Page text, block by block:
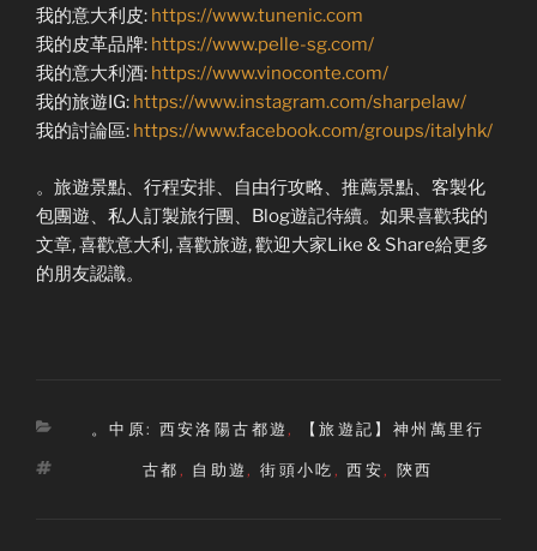
我的意大利皮: https://www.tunenic.com
我的皮革品牌: https://www.pelle-sg.com/
我的意大利酒: https://www.vinoconte.com/
我的旅遊IG: https://www.instagram.com/sharpelaw/
我的討論區: https://www.facebook.com/groups/italyhk/
。旅遊景點、行程安排、自由行攻略、推薦景點、客製化
包團遊、私人訂製旅行團、Blog遊記待續。如果喜歡我的
文章, 喜歡意大利, 喜歡旅遊, 歡迎大家Like & Share給更多
的朋友認識。
Categories
。中原: 西安洛陽古都遊, 【旅遊記】神州萬里行
Tags
古都, 自助遊,街頭小吃,西安, 陝西